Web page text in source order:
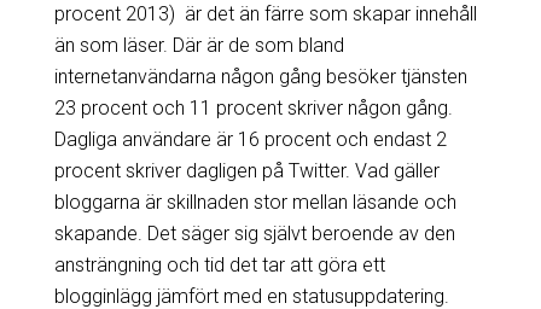
procent 2013) är det än färre som skapar innehåll
än som läser. Där är de som bland
internetanvändarna någon gång besöker tjänsten
23 procent och 11 procent skriver någon gång.
Dagliga användare är 16 procent och endast 2
procent skriver dagligen på Twitter. Vad gäller
bloggarna är skillnaden stor mellan läsande och
skapande. Det säger sig självt beroende av den
ansträngning och tid det tar att göra ett
blogginlägg jämfört med en statusuppdatering.